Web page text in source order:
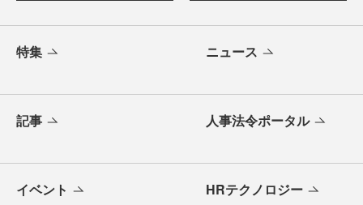
特集 ニュース
記事 人事法令ポータル
イベント HRテクノロジー